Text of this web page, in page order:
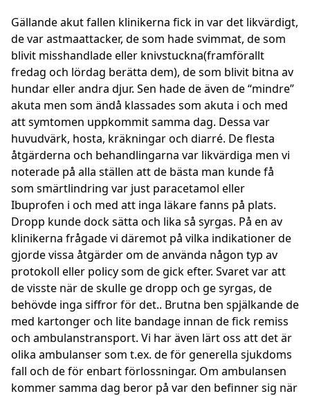
Gällande akut fallen klinikerna fick in var det likvärdigt,
de var astmaattacker, de som hade svimmat, de som
blivit misshandlade eller knivstuckna(framförallt
fredag och lördag berätta dem), de som blivit bitna av
hundar eller andra djur. Sen hade de även de “mindre”
akuta men som ändå klassades som akuta i och med
att symtomen uppkommit samma dag. Dessa var
huvudvärk, hosta, kräkningar och diarré. De flesta
åtgärderna och behandlingarna var likvärdiga men vi
noterade på alla ställen att de bästa man kunde få
som smärtlindring var just paracetamol eller
Ibuprofen i och med att inga läkare fanns på plats.
Dropp kunde dock sätta och lika så syrgas. På en av
klinikerna frågade vi däremot på vilka indikationer de
gjorde vissa åtgärder om de använda någon typ av
protokoll eller policy som de gick efter. Svaret var att
de visste när de skulle ge dropp och ge syrgas, de
behövde inga siffror för det.. Brutna ben spjälkande de
med kartonger och lite bandage innan de fick remiss
och ambulanstransport. Vi har även lärt oss att det är
olika ambulanser som t.ex. de för generella sjukdoms
fall och de för enbart förlossningar. Om ambulansen
kommer samma dag beror på var den befinner sig när